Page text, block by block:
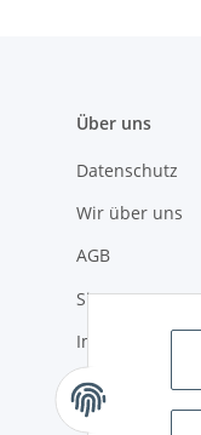
Über uns
Datenschutz
Wir über uns
AGB
Sitemap
Impressum
Widerrufsrecht